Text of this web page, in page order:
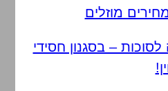
מוזלים
– בסגנון חסידי